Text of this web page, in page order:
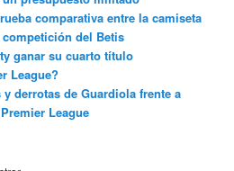
comparativa entre la camiseta
del Betis
ganar su cuarto título
League?
derrotas de Guardiola frente a
League